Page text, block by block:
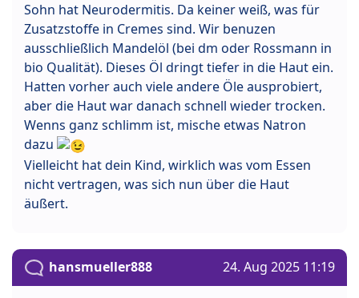
Sohn hat Neurodermitis. Da keiner weiß, was für
Zusatzstoffe in Cremes sind. Wir benuzen
ausschließlich Mandelöl (bei dm oder Rossmann in
bio Qualität). Dieses Öl dringt tiefer in die Haut ein.
Hatten vorher auch viele andere Öle ausprobiert,
aber die Haut war danach schnell wieder trocken.
Wenns ganz schlimm ist, mische etwas Natron
dazu
Vielleicht hat dein Kind, wirklich was vom Essen
nicht vertragen, was sich nun über die Haut
äußert.
hansmueller888 24. Aug 2025 11:19